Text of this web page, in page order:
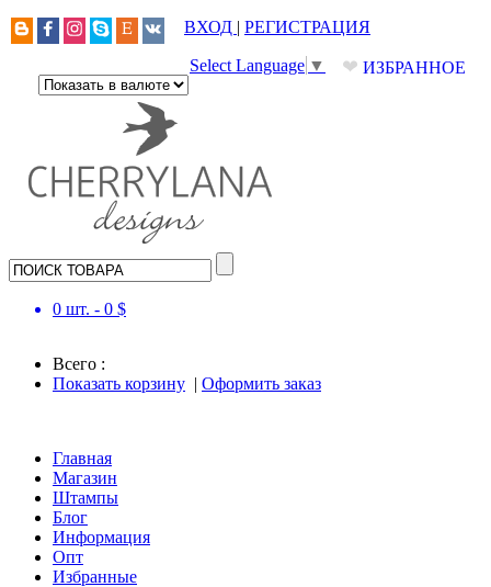
ВХОД | РЕГИСТРАЦИЯ
❤ ИЗБРАННОЕ
Select Language ▼
0 шт. - 0 $
Всего :
Показать корзину | Оформить заказ
Главная
Магазин
Штампы
Блог
Информация
Опт
Избранные